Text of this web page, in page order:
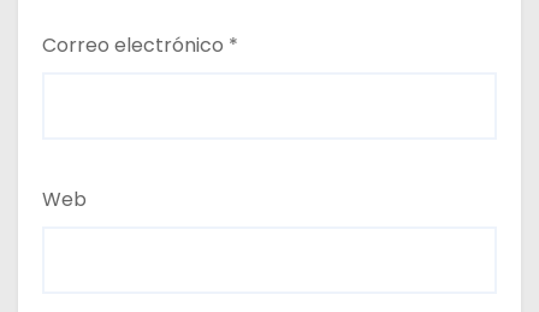
Correo electrónico *
Web